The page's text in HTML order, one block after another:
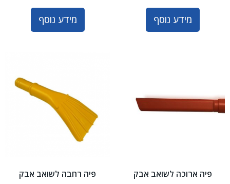
מידע נוסף מידע נוסף
פיה ארוכה לשואב אבק פיה רחבה לשואב אבק